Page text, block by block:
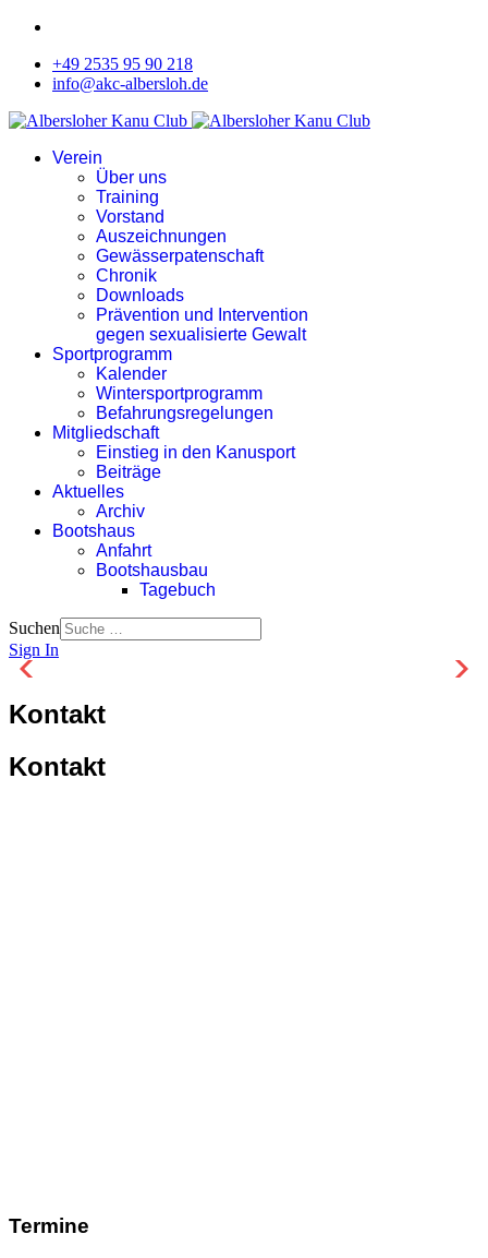
+49 2535 95 90 218
info@akc-albersloh.de
Verein
Über uns
Training
Vorstand
Auszeichnungen
Gewässerpatenschaft
Chronik
Downloads
Prävention und Intervention
gegen sexualisierte Gewalt
Sportprogramm
Kalender
Wintersportprogramm
Befahrungsregelungen
Mitgliedschaft
Einstieg in den Kanusport
Beiträge
Aktuelles
Archiv
Bootshaus
Anfahrt
Bootshausbau
Tagebuch
Suchen
Sign In
Kontakt
Kontakt
Termine